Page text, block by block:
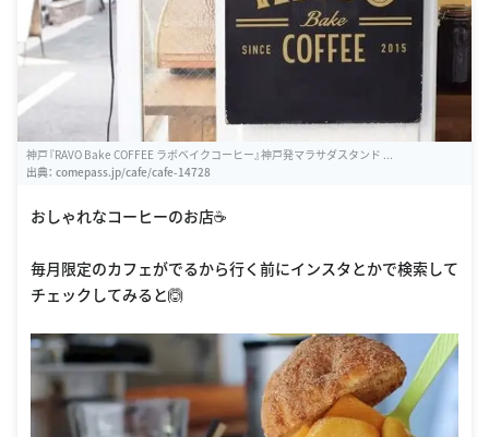
神戸『RAVO Bake COFFEE ラボベイクコーヒー』神戸発マラサダスタンド ...
出典： comepass.jp/cafe/cafe-14728
おしゃれなコーヒーのお店☕️
毎月限定のカフェがでるから行く前にインスタとかで検索して
チェックしてみると🙆